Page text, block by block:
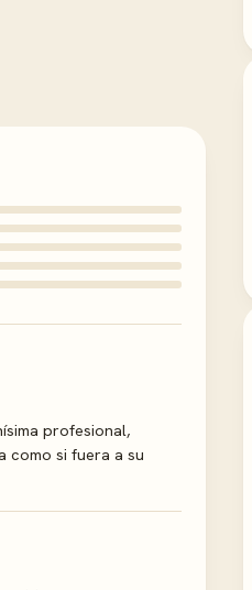
profesional,
como si fuera a su